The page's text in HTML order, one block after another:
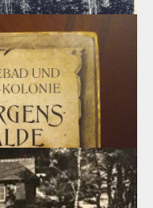
относится вилла
16
в курортном
из интереснейших
украшение